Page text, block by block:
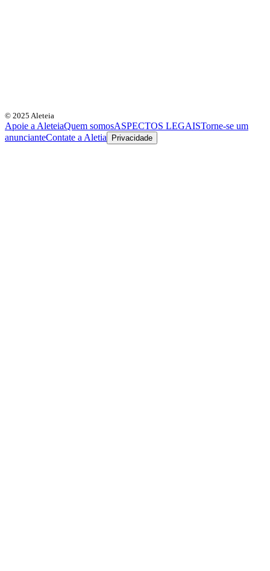
© 2025 Aleteia
Apoie a AleteiaQuem somosASPECTOS LEGAISTorne-se um
anuncianteContate a Aletia Privacidade